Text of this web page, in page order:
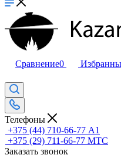
Сравнение0
Телефоны
+375 (44) 710-66-77 А1
+375 (29) 711-66-77 МТС
Заказать звонок